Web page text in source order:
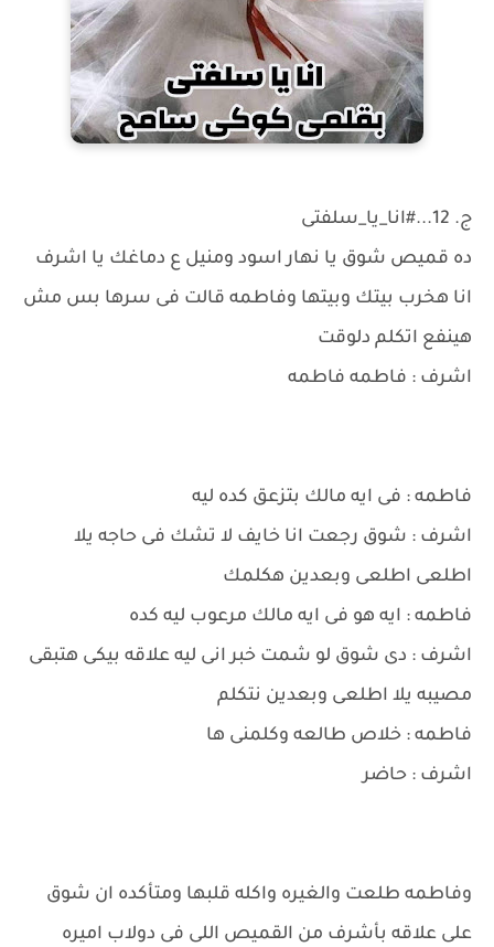
ج. 12...#انا_يا_سلفتى
ده قميص شوق يا نهار اسود ومنيل ع دماغك يا اشرف
انا هخرب بيتك وبيتها وفاطمه قالت فى سرها بس مش
هينفع اتكلم دلوقت
اشرف : فاطمه فاطمه
فاطمه : فى ايه مالك بتزعق كده ليه
اشرف : شوق رجعت انا خايف لا تشك فى حاجه يلا
اطلعى اطلعى وبعدين هكلمك
فاطمه : ايه هو فى ايه مالك مرعوب ليه كده
اشرف : دى شوق لو شمت خبر انى ليه علاقه بيكى هتبقى
مصيبه يلا اطلعى وبعدين نتكلم
فاطمه : خلاص طالعه وكلمنى ها
اشرف : حاضر
وفاطمه طلعت والغيره واكله قلبها ومتأكده ان شوق
على علاقه بأشرف من القميص اللى فى دولاب اميره